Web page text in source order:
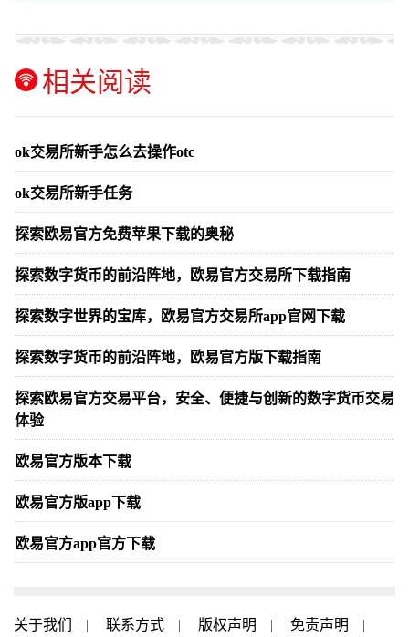
相关阅读
ok交易所新手怎么去操作otc
ok交易所新手任务
探索欧易官方免费苹果下载的奥秘
探索数字货币的前沿阵地，欧易官方交易所下载指南
探索数字世界的宝库，欧易官方交易所app官网下载
探索数字货币的前沿阵地，欧易官方版下载指南
探索欧易官方交易平台，安全、便捷与创新的数字货币交易
体验
欧易官方版本下载
欧易官方版app下载
欧易官方app官方下载
关于我们 | 联系方式 | 版权声明 | 免责声明 |